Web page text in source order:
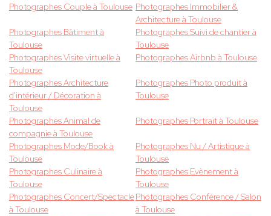
Photographes Couple à Toulouse Photographes Immobilier &
Architecture à Toulouse
Photographes Bâtiment à
Toulouse
Photographes Suivi de chantier à
Toulouse
Photographes Visite virtuelle à
Toulouse
Photographes Airbnb à Toulouse
Photographes Architecture
d'intérieur / Décoration à
Toulouse
Photographes Photo produit à
Toulouse
Photographes Animal de
compagnie à Toulouse
Photographes Portrait à Toulouse
Photographes Mode/Book à
Toulouse
Photographes Nu / Artistique à
Toulouse
Photographes Culinaire à
Toulouse
Photographes Evènement à
Toulouse
Photographes Concert/Spectacle
à Toulouse
Photographes Conférence / Salon
à Toulouse